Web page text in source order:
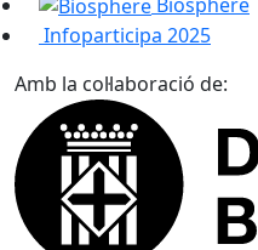
Infoparticipa 2025
Amb la col·laboració de: